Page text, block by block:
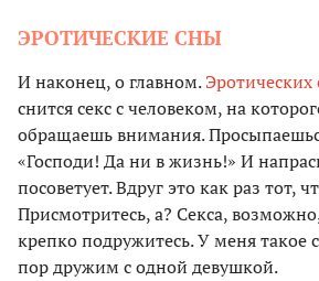
ЭРОТИЧЕСКИЕ СНЫ
И наконец, о главном.Эротических
снится секс с человеком, на
обращаешь внимания.
«Господи! Да ни в жизнь!» И
посоветует. Вдруг это как раз тот,
Присмотритесь, а? Секса,
крепко подружитесь. У меня такое
пор дружим с одной девушкой.